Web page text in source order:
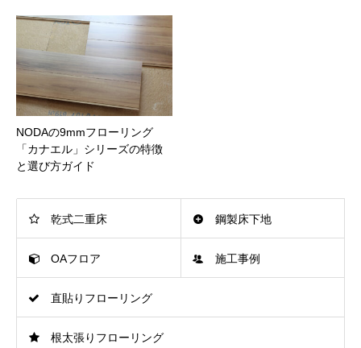
NODAの9mmフローリング
「カナエル」シリーズの特徴
と選び方ガイド
乾式二重床 鋼製床下地
OAフロア 施工事例
直貼りフローリング
根太張りフローリング